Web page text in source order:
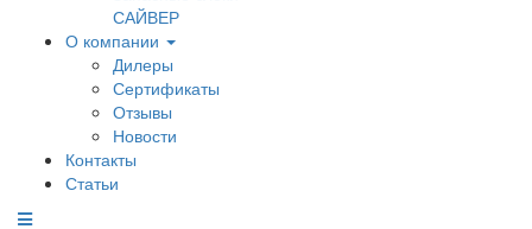
САЙВЕР
О компании
Дилеры
Сертификаты
Отзывы
Новости
Контакты
Статьи